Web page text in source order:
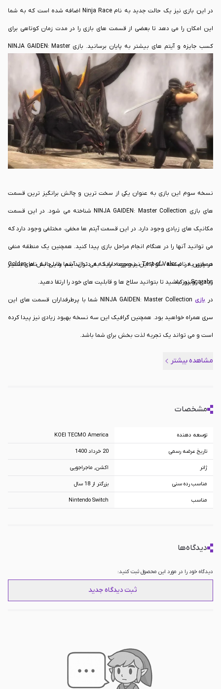
در این بازی نیز یک حالت جدید به نام Ninja Race اضافه شده است که به شما
این امکان را می دهد تا بعضی از قسمت های بازی را در مدت زمان کوتاهی برای
کسب جایزه و آیتم های بیشتر به پایان برسانید. بازی NINJA GAIDEN: Master
Collection به گونه ای ساخته شده است که اگر شما در طول مسیر بازی دشمنان
خود را سریع و بدون توقف شکست، دهید، نوار قدرت شما زودتر پر خواهد شد و با
این روش می توانید ضربات سنگین تری را به دشمنان خود وارد کنید.
نسخه سوم این بازی به عنوان یکی از سخت ترین و چالش برانگیز ترین قسمت
های بازی NINJA GAIDEN: Master Collection شناخته می شود. در این قسمت
مکانیک های زیادی وجود دارد. در این قسمت آیتم ها مخفی، مختلفی وجود دارد که
می توانید آنها را در هنگام انجام مراحل بازی پیدا کنید. همچنین یک منطقه منفی
در بازی به نام Test of Valor نیز وجود دارد که می تواند شما را با چالش های بسیار
زیادی روبرو کند.
همچنین در نسخه سوم این مجموعه باید به دنبال آیتم هایی به نام Golden
Scarabs نیز باشید تا بتوانید سلاح ها و قابلیت های خود را ارتقا دهید.
در بازی NINJA GAIDEN: Master Collection شما با پرطرفداران قسمت های این
سری همراه خواهید بود. همچنین گرافیک این سه نسخه بهبود زیادی نیز پیدا کرده
است و می تواند یک تجربه لذت بخش برای شما باشد.
مشاهده بیشتر
مشخصات
توسعه دهنده KOEI TECMO America
تاریخ عرضه رسمی 20 خرداد 1400
ژانر اکشن, ماجراجویی
مناسب رده سنی بزرگتر از 18 سال
مناسب Nintendo Switch
دیدگاه‌ها
دیدگاه خود را در مورد این محصول ثبت کنید:
ثبت دیدگاه جدید